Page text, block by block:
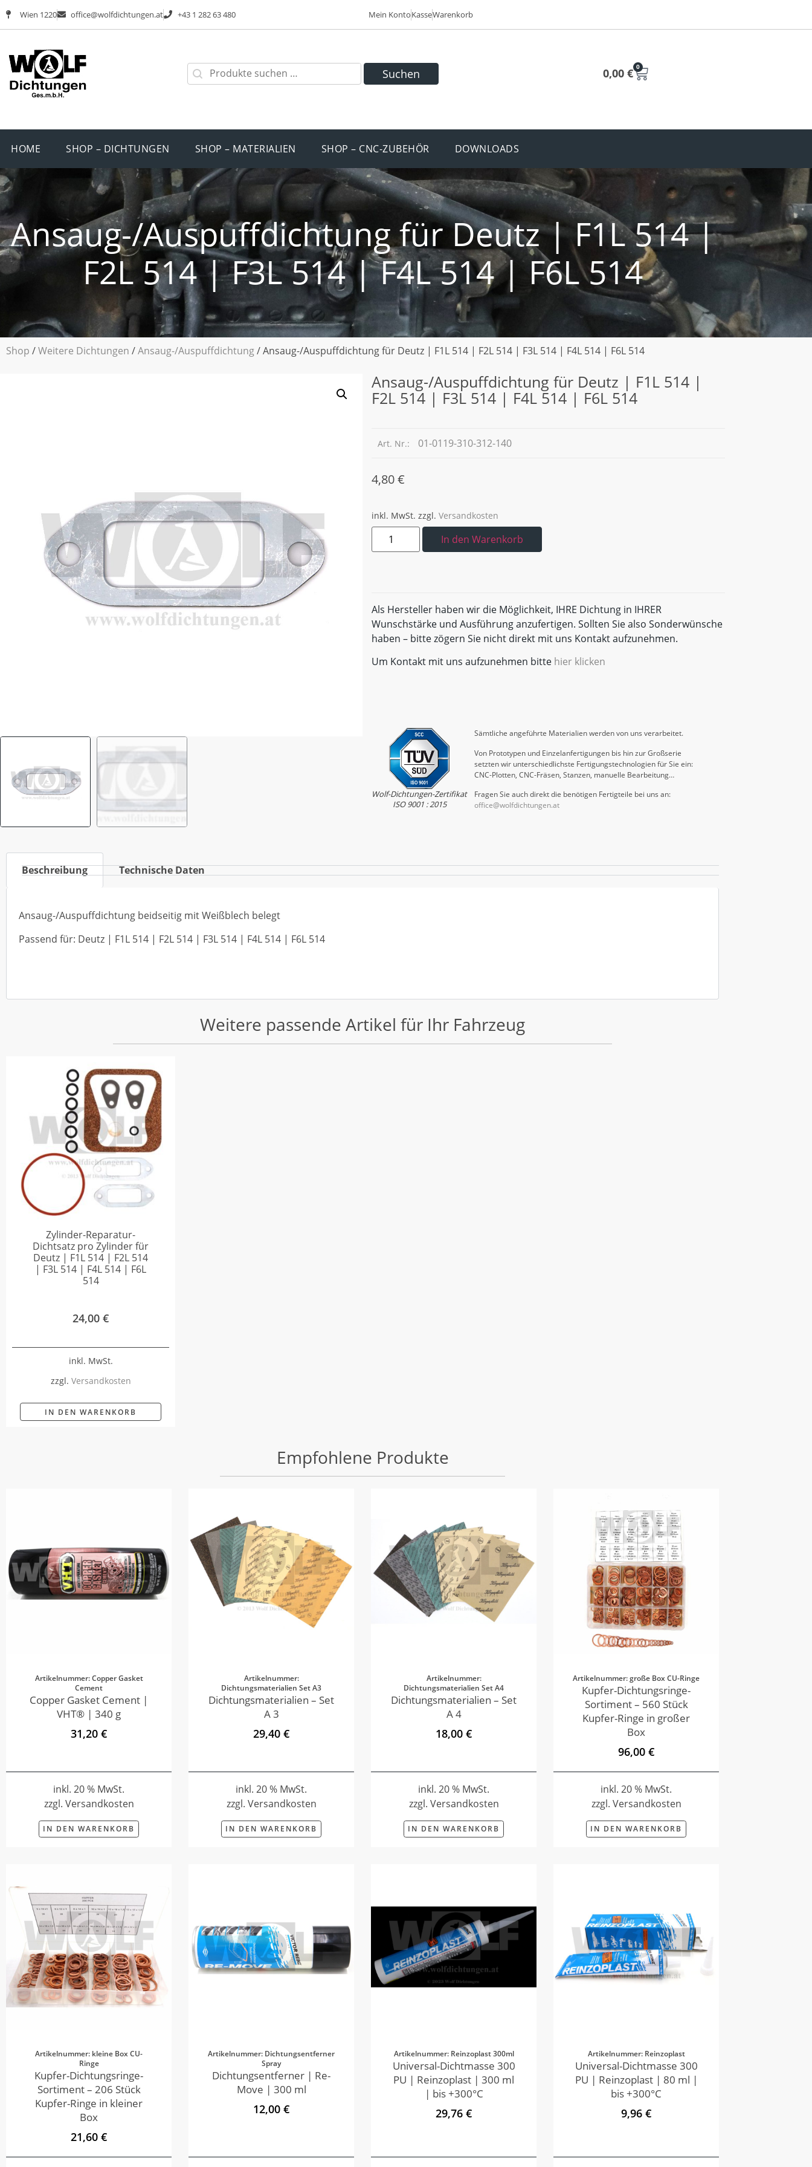
Wien 1220 office@wolfdichtungen.at +43 1 282 63 480 Mein KontoKasseWarenkorb
Suchen 0,00 € 0
HOME SHOP – DICHTUNGEN SHOP – MATERIALIEN SHOP – CNC-ZUBEHÖR DOWNLOADS
Ansaug-/Auspuffdichtung für Deutz | F1L 514 |
F2L 514 | F3L 514 | F4L 514 | F6L 514
Shop /Weitere Dichtungen /Ansaug-/Auspuffdichtung/ Ansaug-/Auspuffdichtung für Deutz | F1L 514 | F2L 514 | F3L 514 | F4L 514 | F6L 514
Ansaug-/Auspuffdichtung für Deutz | F1L 514 |
F2L 514 | F3L 514 | F4L 514 | F6L 514
Art. Nr.: 01-0119-310-312-140
4,80€
inkl. MwSt. zzgl. Versandkosten
In den Warenkorb
Als Hersteller haben wir die Möglichkeit, IHRE Dichtung in IHRER
Wunschstärke und Ausführung anzufertigen. Sollten Sie also Sonderwünsche
haben – bitte zögern Sie nicht direkt mit uns Kontakt aufzunehmen.
Um Kontakt mit uns aufzunehmen bitte hier klicken
Wolf-Dichtungen-Zertifikat
ISO 9001 : 2015
Sämtliche angeführte Materialien werden von uns verarbeitet.
Von Prototypen und Einzelanfertigungen bis hin zur Großserie
setzten wir unterschiedlichste Fertigungstechnologien für Sie ein:
CNC-Plotten, CNC-Fräsen, Stanzen, manuelle Bearbeitung…
Fragen Sie auch direkt die benötigen Fertigteile bei uns an:
office@wolfdichtungen.at
Beschreibung Technische Daten
Ansaug-/Auspuffdichtung beidseitig mit Weißblech belegt
Passend für: Deutz | F1L 514 | F2L 514 | F3L 514 | F4L 514 | F6L 514
Weitere passende Artikel für Ihr Fahrzeug
Zylinder-Reparatur-
Dichtsatz pro Zylinder für
Deutz | F1L 514 | F2L 514
| F3L 514 | F4L 514 | F6L
514
24,00 €
inkl. MwSt.
zzgl. Versandkosten
IN DEN WARENKORB
Empfohlene Produkte
Artikelnummer: Copper Gasket
Cement
Copper Gasket Cement |
VHT® | 340 g
31,20 €
inkl. 20 % MwSt.
zzgl. Versandkosten
IN DEN WARENKORB
Artikelnummer:
Dichtungsmaterialien Set A3
Dichtungsmaterialien – Set
A 3
29,40 €
inkl. 20 % MwSt.
zzgl. Versandkosten
IN DEN WARENKORB
Artikelnummer:
Dichtungsmaterialien Set A4
Dichtungsmaterialien – Set
A 4
18,00 €
inkl. 20 % MwSt.
zzgl. Versandkosten
IN DEN WARENKORB
Artikelnummer: große Box CU-Ringe
Kupfer-Dichtungsringe-
Sortiment – 560 Stück
Kupfer-Ringe in großer
Box
96,00 €
inkl. 20 % MwSt.
zzgl. Versandkosten
IN DEN WARENKORB
Artikelnummer: kleine Box CU-
Ringe
Kupfer-Dichtungsringe-
Sortiment – 206 Stück
Kupfer-Ringe in kleiner
Box
21,60 €
Artikelnummer: Dichtungsentferner
Spray
Dichtungsentferner | Re-
Move | 300 ml
12,00 €
Artikelnummer: Reinzoplast 300ml
Universal-Dichtmasse 300
PU | Reinzoplast | 300 ml
| bis +300°C
29,76 €
Artikelnummer: Reinzoplast
Universal-Dichtmasse 300
PU | Reinzoplast | 80 ml |
bis +300°C
9,96 €